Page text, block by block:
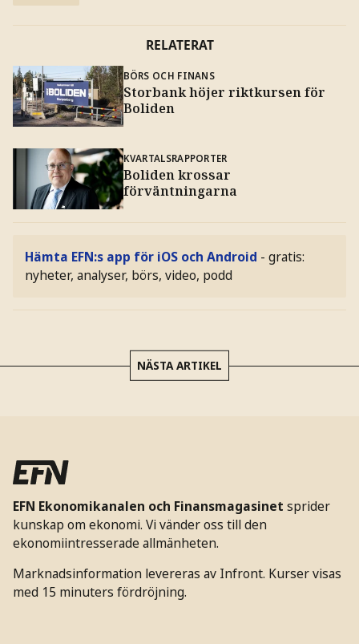
RELATERAT
BÖRS OCH FINANS
Storbank höjer riktkursen för
Boliden
KVARTALSRAPPORTER
Boliden krossar
förväntningarna
Hämta EFN:s app för iOS och Android - gratis:
nyheter, analyser, börs, video, podd
NÄSTA ARTIKEL
EFN Ekonomikanalen och Finansmagasinet sprider
kunskap om ekonomi. Vi vänder oss till den
ekonomiintresserade allmänheten.
Marknadsinformation levereras av Infront. Kurser visas
med 15 minuters fördröjning.